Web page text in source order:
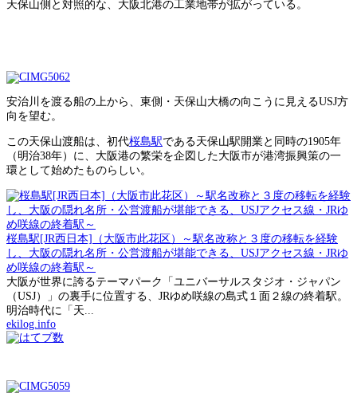
天保山側と対照的な、大阪北港の工業地帯が拡がっている。
安治川を渡る船の上から、東側・天保山大橋の向こうに見えるUSJ方
向を望む。
この天保山渡船は、初代桜島駅である天保山駅開業と同時の1905年
（明治38年）に、大阪港の繁栄を企図した大阪市が港湾振興策の一
環として始めたものらしい。
桜島駅[JR西日本]（大阪市此花区）～駅名改称と３度の移転を経験
し、大阪の隠れ名所・公営渡船が堪能できる、USJアクセス線・JRゆ
め咲線の終着駅～
大阪が世界に誇るテーマパーク「ユニバーサルスタジオ・ジャパン
（USJ）」の裏手に位置する、JRゆめ咲線の島式１面２線の終着駅。
明治時代に「天...
ekilog.info